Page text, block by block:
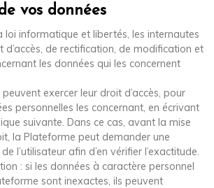
vos données
loi informatique et libertés, les internautes
d’accès, de rectification, de modification et
les données qui les concernent
peuvent exercer leur droit d’accès, pour
personnelles les concernant, en écrivant
suivante. Dans ce cas, avant la mise
la Plateforme peut demander une
l’utilisateur afin d’en vérifier l’exactitude.
: si les données à caractère personnel
sont inexactes, ils peuvent